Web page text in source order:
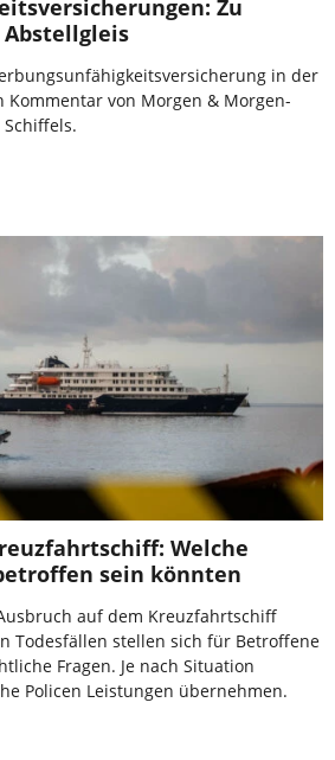
Zu
in der
Kommentar von Morgen & Morgen-
Welche
sein könnten
auf dem Kreuzfahrtschiff
Todesfällen stellen sich für Betroffene
Fragen. Je nach Situation
Policen Leistungen übernehmen.